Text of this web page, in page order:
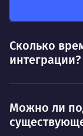
был больше,
Нравится
Сколько
интеграции?
Можно ли